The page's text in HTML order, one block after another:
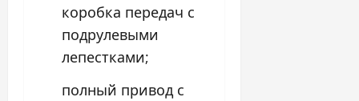
коробка передач с
подрулевыми
лепестками;
полный привод с